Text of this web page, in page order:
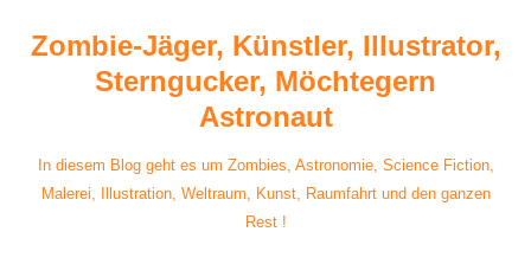
springen
Zombie-Jäger, Künstler, Illustrator,
Sterngucker, Möchtegern
Astronaut
In diesem Blog geht es um Zombies, Astronomie, Science Fiction,
Malerei, Illustration, Weltraum, Kunst, Raumfahrt und den ganzen
Rest !